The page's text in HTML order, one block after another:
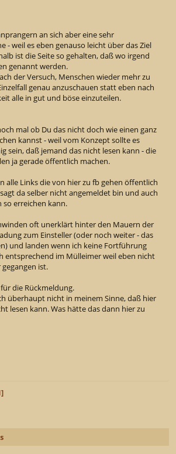
an sich aber eine sehr
- weil es eben genauso leicht über das Ziel
ist die Seite so gehalten, daß wo irgend
genannt werden.
der Versuch, Menschen wieder mehr zu
genau anzuschauen statt eben nach
alle in gut und böse einzuteilen.
mal ob Du das nicht doch wie einen ganz
kannst - weil vom Konzept sollte es
sein, daß jemand das nicht lesen kann - die
ja gerade öffentlich machen.
alle Links die von hier zu fb gehen öffentlich
da selber nicht angemeldet bin und auch
so erreichen kann.
oft unerklärt hinter den Mauern der
zum Einsteller (oder noch weiter - das
und landen wenn ich keine Fortführung
entsprechend im Mülleimer weil eben nicht
ist.
die Rückmeldung.
überhaupt nicht in meinem Sinne, daß hier
lesen kann. Was hätte das dann hier zu